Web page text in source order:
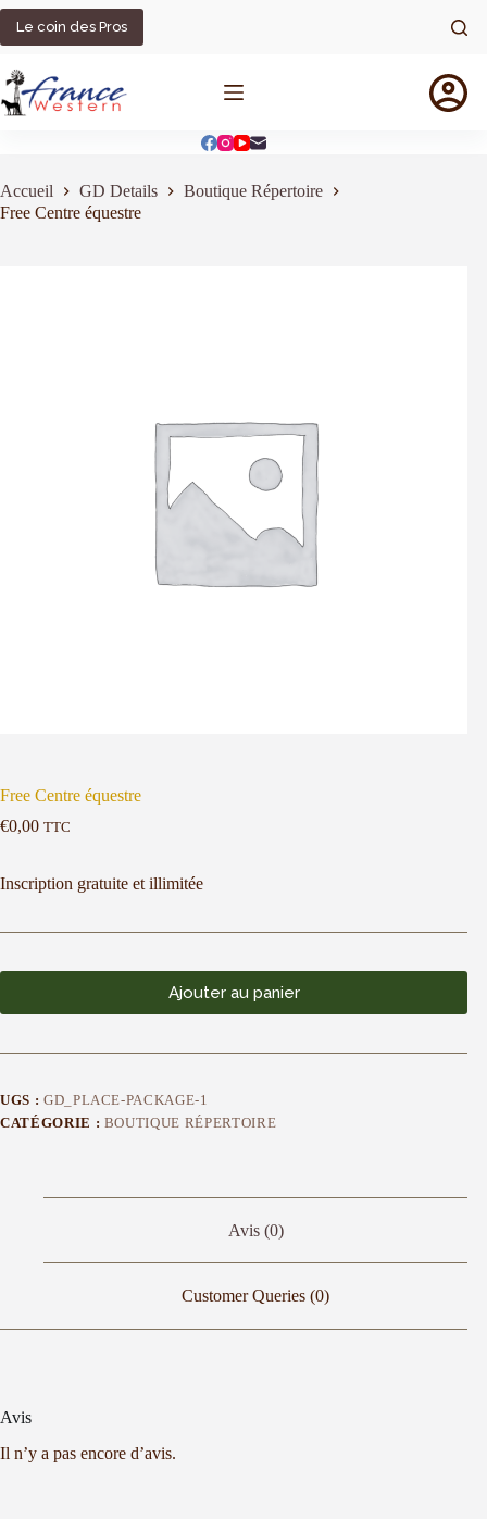
Passer
contenu
Le coin des Pros
Accueil GD Details
Boutique Répertoire
Free Centre équestre
Free Centre équestre
€0,00 TTC
Inscription gratuite et illimitée
Ajouter au panier
UGS : GD_PLACE-PACKAGE-1
CATÉGORIE : BOUTIQUE RÉPERTOIRE
Avis (0)
Customer Queries (0)
Avis
Il n’y a pas encore d’avis.